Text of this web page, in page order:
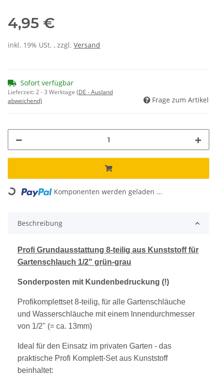
4,95 €
inkl. 19% USt. , zzgl. Versand
Sofort verfügbar
Lieferzeit:2 - 3 Werktage (DE - Ausland
abweichend)
Frage zum Artikel
Loading... Komponenten werden geladen ...
Beschreibung
Profi Grundausstattung 8-teilig aus Kunststoff für
Gartenschlauch 1/2" grün-grau
Sonderposten mit Kundenbedruckung (!)
Profikomplettset 8-teilig, für alle Gartenschläuche
und Wasserschläuche mit einem Innendurchmesser
von 1/2" (= ca. 13mm)
Ideal für den Einsatz im privaten Garten - das
praktische Profi Komplett-Set aus Kunststoff
beinhaltet: